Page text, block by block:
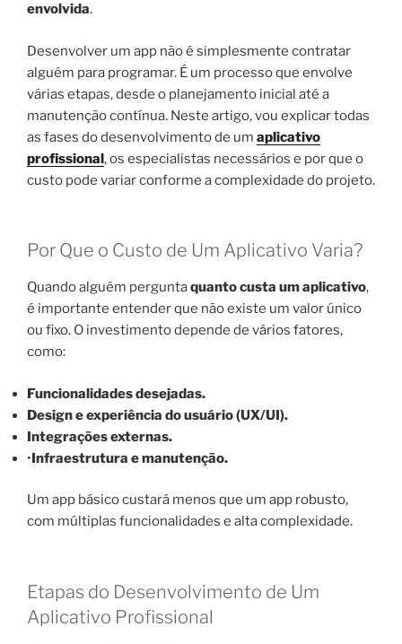
envolvida.
Desenvolver um app não é simplesmente contratar
alguém para programar. É um processo que envolve
várias etapas, desde o planejamento inicial até a
manutenção contínua. Neste artigo, vou explicar todas
as fases do desenvolvimento de um aplicativo
profissional, os especialistas necessários e por que o
custo pode variar conforme a complexidade do projeto.
Por Que o Custo de Um Aplicativo Varia?
Quando alguém perguntaquanto custa um aplicativo,
é importante entender que não existe um valor único
ou fixo. O investimento depende de vários fatores,
como:
Funcionalidades desejadas.
Design e experiência do usuário (UX/UI).
Integrações externas.
•Infraestrutura e manutenção.
Um app básico custará menos que um app robusto,
com múltiplas funcionalidades e alta complexidade.
Etapas do Desenvolvimento de Um
Aplicativo Profissional